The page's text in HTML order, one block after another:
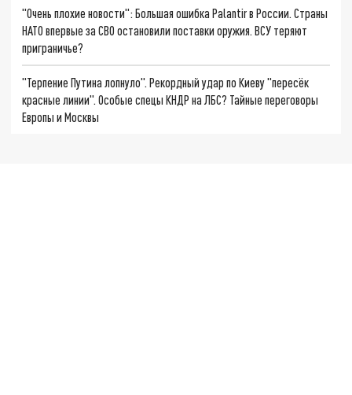
"Очень плохие новости": Большая ошибка Palantir в России. Страны
НАТО впервые за СВО остановили поставки оружия. ВСУ теряют
приграничье?
"Терпение Путина лопнуло". Рекордный удар по Киеву "пересёк
красные линии". Особые спецы КНДР на ЛБС? Тайные переговоры
Европы и Москвы